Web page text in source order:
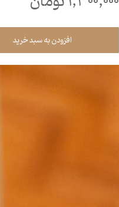
هدیه | Gift
افزودن به سبد خرید